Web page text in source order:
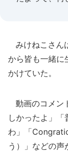
みけねこさん
から皆も一緒に
かけていた。
動画のコメン
しかったよ」
わ」「
う）」などの声